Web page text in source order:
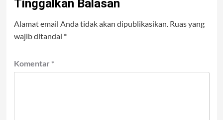
Tinggalkan Balasan
Alamat email Anda tidak akan dipublikasikan. Ruas yang
wajib ditandai *
Komentar *